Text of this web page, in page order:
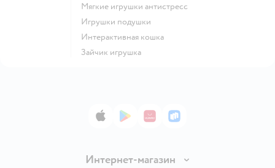
Мягкие игрушки антистресс
Игрушки подушки
Интерактивная кошка
Зайчик игрушка
App StoreGoogle Play
AppGallery
RuStore
Интернет-магазин